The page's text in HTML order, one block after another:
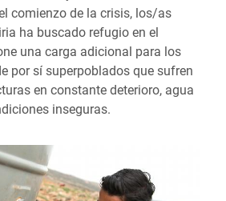
comienzo de la crisis, los/as
ha buscado refugio en el
una carga adicional para los
por sí superpoblados que sufren
en constante deterioro, agua
inseguras.